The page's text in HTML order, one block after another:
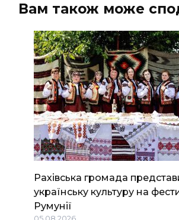
Вам також може
Рахівська громада
українську культуру на
Румунії